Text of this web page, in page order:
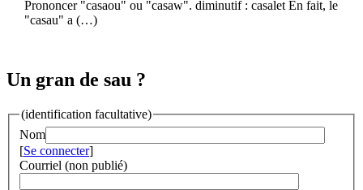
Prononcer "casaou" ou "casaw". diminutif : casalet En fait, le
"casau" a (…)
Un gran de sau ?
(identification facultative)
Nom
[Se connecter]
Courriel (non publié)